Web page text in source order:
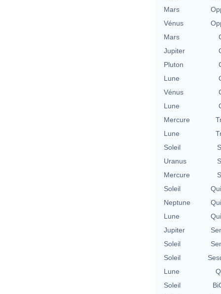
Mars
Vénus
Mars
Jupiter
Pluton
Lune
Vénus
Lune
Mercure
Lune
Soleil
Uranus
Mercure
Soleil
Neptune
Lune
Jupiter
Soleil
Soleil
Lune
Soleil